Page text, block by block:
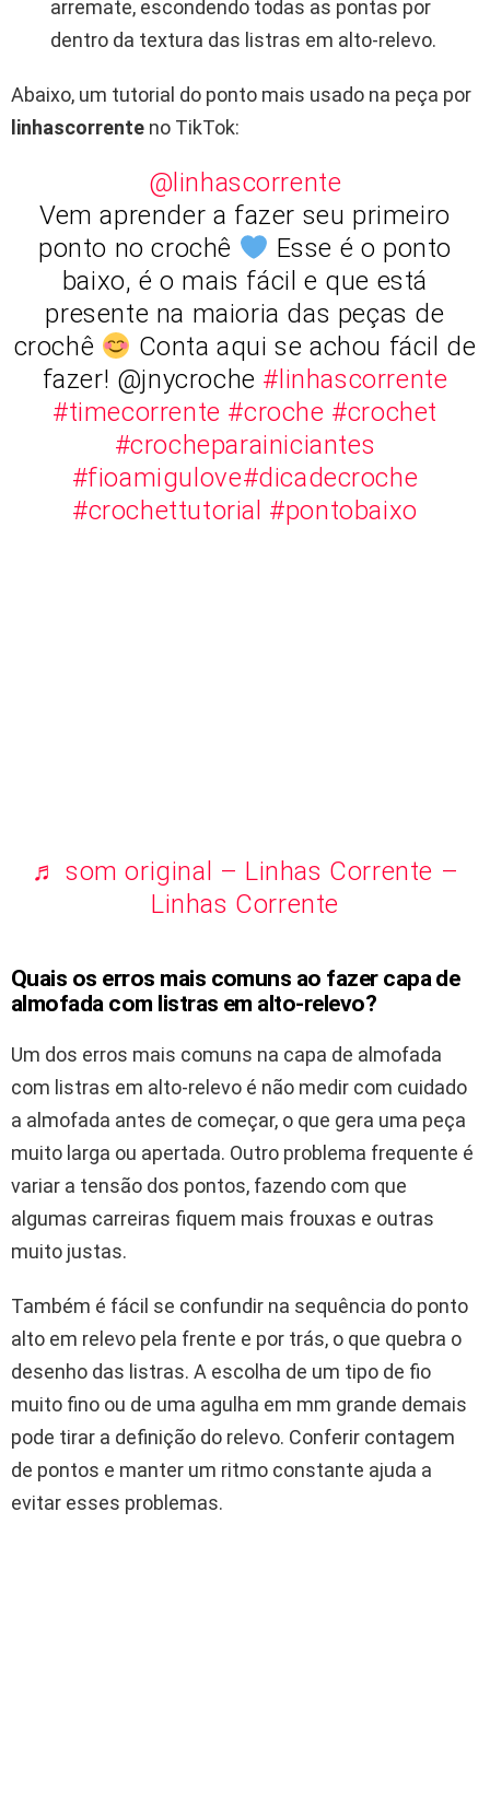
arremate, escondendo todas as pontas por
dentro da textura das listras em alto-relevo.
Abaixo, um tutorial do ponto mais usado na peça por
linhascorrente no TikTok:
@linhascorrente
Vem aprender a fazer seu primeiro
ponto no crochê
Esse é o ponto
baixo, é o mais fácil e que está
presente na maioria das peças de
crochê
Conta aqui se achou fácil de
fazer! @jnycroche #linhascorrente
#timecorrente #croche #crochet
#crocheparainiciantes
#fioamigulove#dicadecroche
#crochettutorial #pontobaixo
♬ som original – Linhas Corrente –
Linhas Corrente
Quais os erros mais comuns ao fazer capa de
almofada com listras em alto-relevo?
Um dos erros mais comuns na capa de almofada
com listras em alto-relevo é não medir com cuidado
a almofada antes de começar, o que gera uma peça
muito larga ou apertada. Outro problema frequente é
variar a tensão dos pontos, fazendo com que
algumas carreiras fiquem mais frouxas e outras
muito justas.
Também é fácil se confundir na sequência do ponto
alto em relevo pela frente e por trás, o que quebra o
desenho das listras. A escolha de um tipo de fio
muito fino ou de uma agulha em mm grande demais
pode tirar a definição do relevo. Conferir contagem
de pontos e manter um ritmo constante ajuda a
evitar esses problemas.